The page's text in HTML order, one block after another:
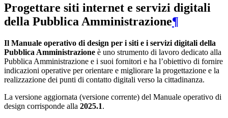
Progettare siti internet e servizi digitali
della Pubblica Amministrazione¶
Il Manuale operativo di design per i siti e i servizi digitali della
Pubblica Amministrazione è uno strumento di lavoro dedicato alla
Pubblica Amministrazione e i suoi fornitori e ha l’obiettivo di fornire
indicazioni operative per orientare e migliorare la progettazione e la
realizzazione dei punti di contatto digitali verso la cittadinanza.
La versione aggiornata (versione corrente) del Manuale operativo di
design corrisponde alla 2025.1.